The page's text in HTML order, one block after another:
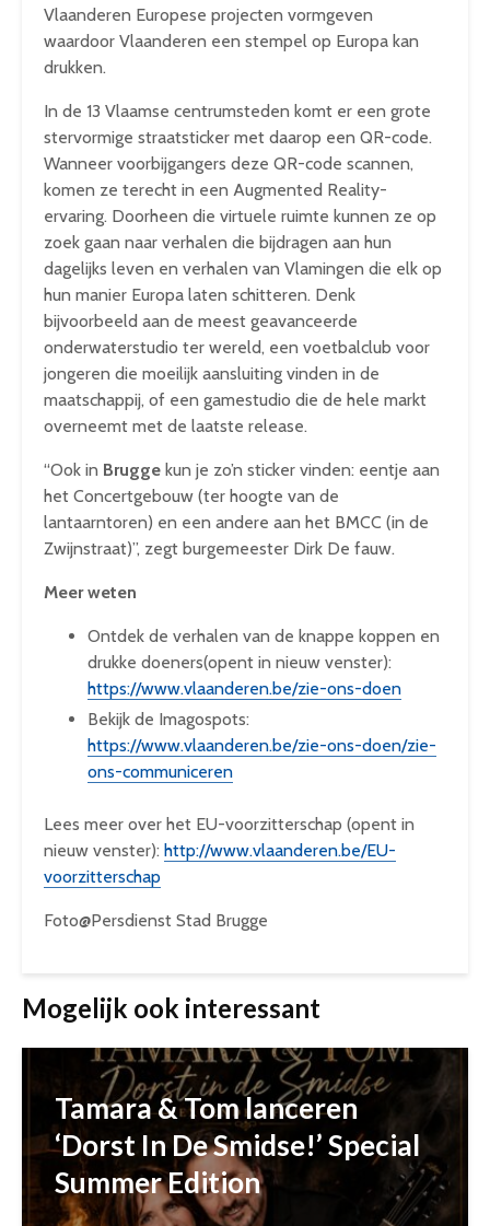
Vlaanderen Europese projecten vormgeven
waardoor Vlaanderen een stempel op Europa kan
drukken.
In de 13 Vlaamse centrumsteden komt er een grote
stervormige straatsticker met daarop een QR-code.
Wanneer voorbijgangers deze QR-code scannen,
komen ze terecht in een Augmented Reality-
ervaring. Doorheen die virtuele ruimte kunnen ze op
zoek gaan naar verhalen die bijdragen aan hun
dagelijks leven en verhalen van Vlamingen die elk op
hun manier Europa laten schitteren. Denk
bijvoorbeeld aan de meest geavanceerde
onderwaterstudio ter wereld, een voetbalclub voor
jongeren die moeilijk aansluiting vinden in de
maatschappij, of een gamestudio die de hele markt
overneemt met de laatste release.
“Ook in Brugge kun je zo’n sticker vinden: eentje aan
het Concertgebouw (ter hoogte van de
lantaarntoren) en een andere aan het BMCC (in de
Zwijnstraat)”, zegt burgemeester Dirk De fauw.
Meer weten
Ontdek de verhalen van de knappe koppen en
drukke doeners(opent in nieuw venster):
https://www.vlaanderen.be/zie-ons-doen
Bekijk de Imagospots:
https://www.vlaanderen.be/zie-ons-doen/zie-
ons-communiceren
Lees meer over het EU-voorzitterschap (opent in
nieuw venster): http://www.vlaanderen.be/EU-
voorzitterschap
Foto@Persdienst Stad Brugge
Mogelijk ook interessant
Tamara & Tom lanceren
‘Dorst In De Smidse!’ Special
Summer Edition